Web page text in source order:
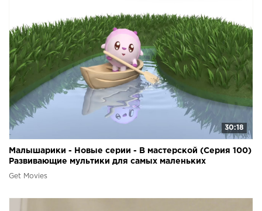
30:18
Малышарики - Новые серии - В мастерской (Серия 100)
Развивающие мультики для самых маленьких
Get Movies